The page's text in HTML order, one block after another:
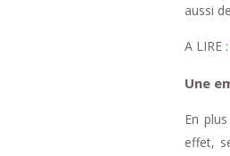
aussi de
A LIRE :
Une
En
effet,